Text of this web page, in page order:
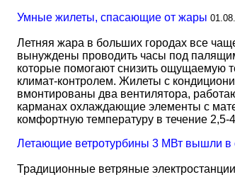
Умные жилеты, спасающие от жары
Летняя жара в больших городах все
вынуждены проводить часы под
которые помогают снизить ощущаемую
климат-контролем. Жилеты с
вмонтированы два вентилятора,
карманах охлаждающие элементы с
комфортную температуру в течение 2,5-
Летающие ветротурбины 3 МВт вышли в
Традиционные ветряные